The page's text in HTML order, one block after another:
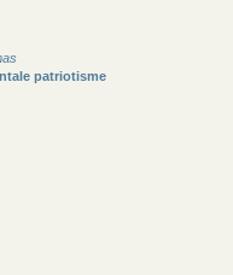
patriotisme